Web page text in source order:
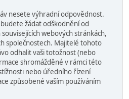
nesete výhradní odpovědnost.
žádat odškodnění od
webových stránkách,
společnostech. Majitelé tohoto
odhalit vaši totožnost (nebo
shromážděné v rámci této
nebo úředního řízení
způsobené vaším používáním